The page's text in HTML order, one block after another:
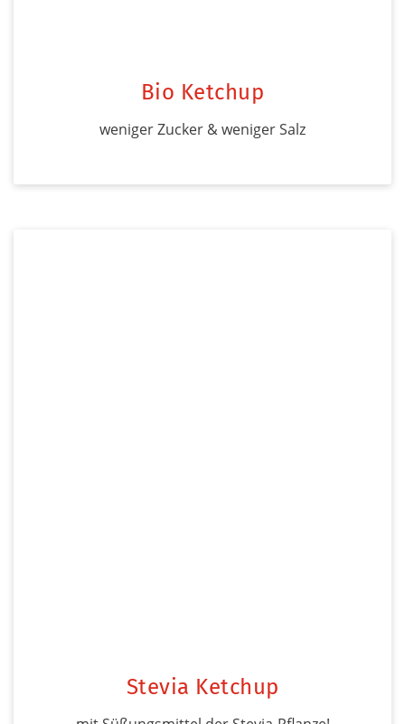
Bio Ketchup
weniger Zucker & weniger Salz
Stevia Ketchup